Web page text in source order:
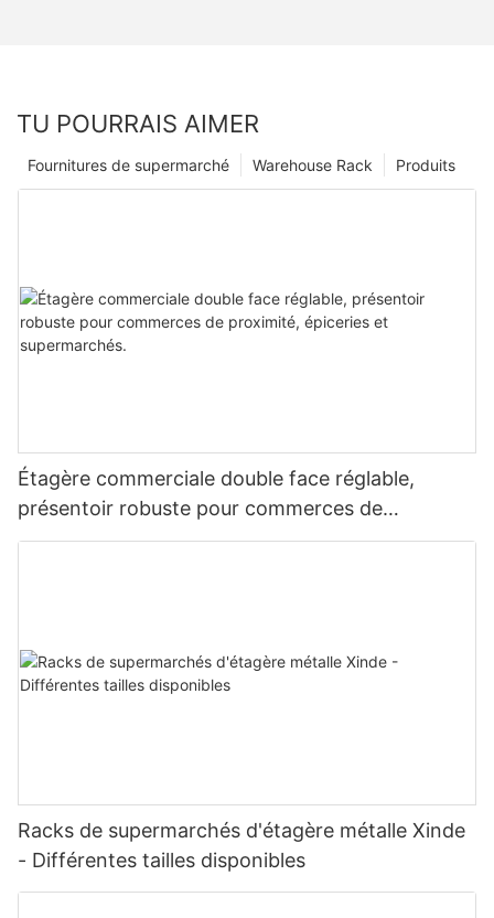
TU POURRAIS AIMER
Produits
Warehouse Rack
Fournitures de supermarché
Étagère commerciale double face réglable,
présentoir robuste pour commerces de
proximité, épiceries et supermarchés.
Racks de supermarchés d'étagère métalle Xinde
- Différentes tailles disponibles